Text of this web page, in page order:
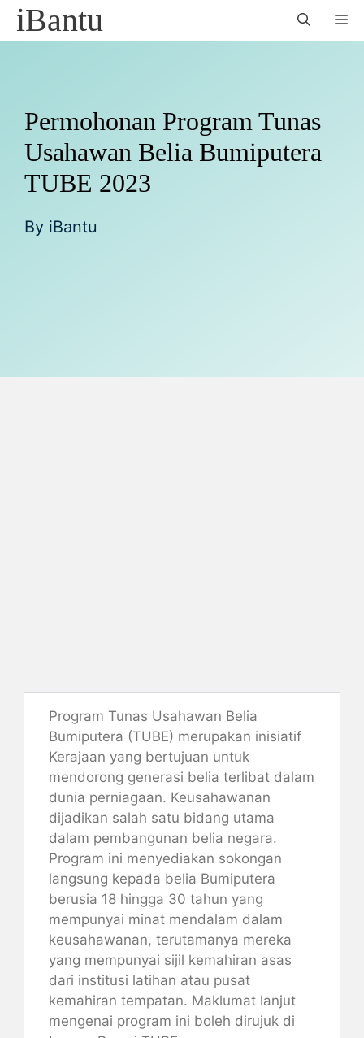
SkipiBantu
Permohonan Program Tunas
Usahawan Belia Bumiputera
TUBE 2023
By iBantu
Program Tunas Usahawan Belia
Bumiputera (TUBE) merupakan inisiatif
Kerajaan yang bertujuan untuk
mendorong generasi belia terlibat dalam
dunia perniagaan. Keusahawanan
dijadikan salah satu bidang utama
dalam pembangunan belia negara.
Program ini menyediakan sokongan
langsung kepada belia Bumiputera
berusia 18 hingga 30 tahun yang
mempunyai minat mendalam dalam
keusahawanan, terutamanya mereka
yang mempunyai sijil kemahiran asas
dari institusi latihan atau pusat
kemahiran tempatan. Maklumat lanjut
mengenai program ini boleh dirujuk di